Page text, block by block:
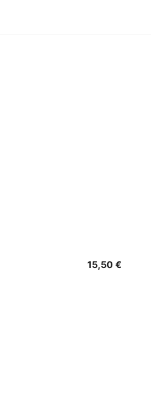
15,50 €Precio